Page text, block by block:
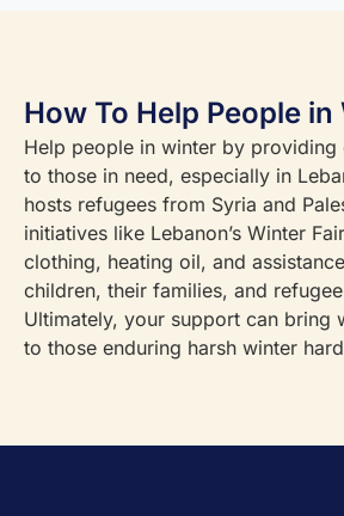
How To Help People in
Help people in winter by providing
to those in need, especially in
hosts refugees from Syria and
initiatives like Lebanon’s Winter
clothing, heating oil, and
children, their families, and
Ultimately, your support can bring
to those enduring harsh winter